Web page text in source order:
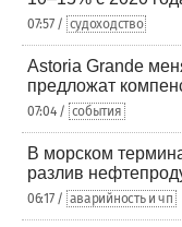
07:57 / судоходство
Astoria Grande
предложат
07:04 / события
В морском
разлив
06:17 / аварийность и чп